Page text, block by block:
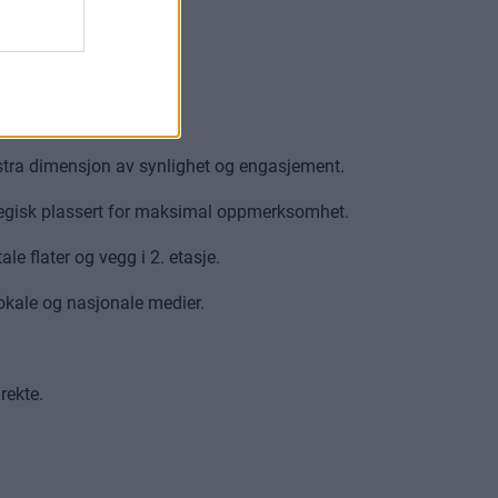
dimensjon av synlighet og engasjement.
plassert for maksimal oppmerksomhet.
flater og vegg i 2. etasje.
og nasjonale medier.